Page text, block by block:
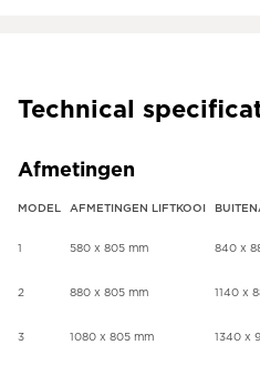
Technical
Afmetingen
MODEL
1
2
3
AFMETINGEN LIFTKOOI
580 x 805 mm
880 x 805 mm
1080 x 805 mm
840 x
1140 x
1340 x